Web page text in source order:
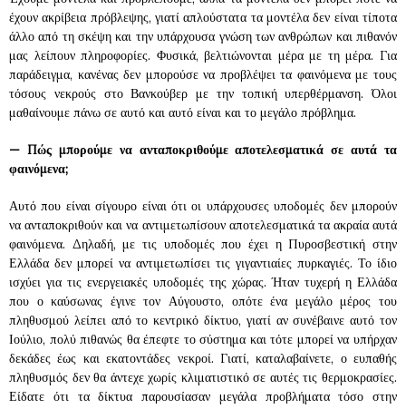
έχουν ακρίβεια πρόβλεψης, γιατί απλούστατα τα μοντέλα δεν είναι τίποτα
άλλο από τη σκέψη και την υπάρχουσα γνώση των ανθρώπων και πιθανόν
μας λείπουν πληροφορίες. Φυσικά, βελτιώνονται μέρα με τη μέρα. Για
παράδειγμα, κανένας δεν μπορούσε να προβλέψει τα φαινόμενα με τους
τόσους νεκρούς στο Βανκούβερ με την τοπική υπερθέρμανση. Όλοι
μαθαίνουμε πάνω σε αυτό και αυτό είναι και το μεγάλο πρόβλημα.
— Πώς μπορούμε να ανταποκριθούμε αποτελεσματικά σε αυτά τα
φαινόμενα;
Αυτό που είναι σίγουρο είναι ότι οι υπάρχουσες υποδομές δεν μπορούν
να ανταποκριθούν και να αντιμετωπίσουν αποτελεσματικά τα ακραία αυτά
φαινόμενα. Δηλαδή, με τις υποδομές που έχει η Πυροσβεστική στην
Ελλάδα δεν μπορεί να αντιμετωπίσει τις γιγαντιαίες πυρκαγιές. Το ίδιο
ισχύει για τις ενεργειακές υποδομές της χώρας. Ήταν τυχερή η Ελλάδα
που ο καύσωνας έγινε τον Αύγουστο, οπότε ένα μεγάλο μέρος του
πληθυσμού λείπει από το κεντρικό δίκτυο, γιατί αν συνέβαινε αυτό τον
Ιούλιο, πολύ πιθανώς θα έπεφτε το σύστημα και τότε μπορεί να υπήρχαν
δεκάδες έως και εκατοντάδες νεκροί. Γιατί, καταλαβαίνετε, ο ευπαθής
πληθυσμός δεν θα άντεχε χωρίς κλιματιστικό σε αυτές τις θερμοκρασίες.
Είδατε ότι τα δίκτυα παρουσίασαν μεγάλα προβλήματα τόσο στην